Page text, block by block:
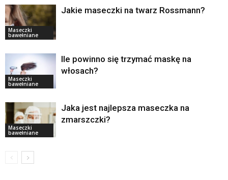
Maseczki
bawełniane
Jakie maseczki na twarz Rossmann?
Maseczki
bawełniane
Ile powinno się trzymać maskę na
włosach?
Maseczki
bawełniane
Jaka jest najlepsza maseczka na
zmarszczki?